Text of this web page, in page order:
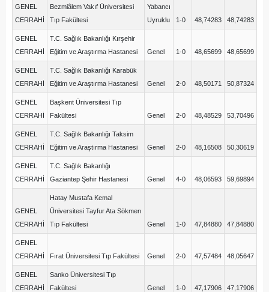
GENEL
CERRAHİ
Bezmiâlem Vakıf Üniversitesi
Tıp Fakültesi
Yabancı
Uyruklu
1-0 48,74283 48,74283
GENEL
CERRAHİ
T.C. Sağlık Bakanlığı Kırşehir
Eğitim ve Araştırma Hastanesi
Genel 1-0 48,65699 48,65699
GENEL
CERRAHİ
T.C. Sağlık Bakanlığı Karabük
Eğitim ve Araştırma Hastanesi
Genel 2-0 48,50171 50,87324
GENEL
CERRAHİ
Başkent Üniversitesi Tıp
Fakültesi
Genel 2-0 48,48529 53,70496
GENEL
CERRAHİ
T.C. Sağlık Bakanlığı Taksim
Eğitim ve Araştırma Hastanesi
Genel 2-0 48,16508 50,30619
GENEL
CERRAHİ
T.C. Sağlık Bakanlığı
Gaziantep Şehir Hastanesi
Genel 4-0 48,06593 59,69894
GENEL
CERRAHİ
Hatay Mustafa Kemal
Üniversitesi Tayfur Ata Sökmen
Tıp Fakültesi
Genel 1-0 47,84880 47,84880
GENEL
CERRAHİ
Fırat Üniversitesi Tıp Fakültesi Genel 2-0 47,57484 48,05647
GENEL
CERRAHİ
Sanko Üniversitesi Tıp
Fakültesi
Genel 1-0 47,17906 47,17906